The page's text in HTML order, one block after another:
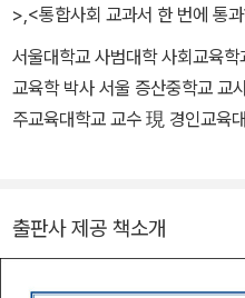
경되었습니다. 이런 제안 행위도
여러분의 학교에서 학생들 간에
서 갈등이나 문제를 해결하는 것
사자 집단이 참여하여 조정하는
- <4장 인간의 존엄성을 지키기
> <통합사회 교과서 한 번에 통
서울대학교 사범대학 사회교육
교육학 박사 서울 증산중학교 교
주교육대학교 교수 現 경인교육대학
출판사 제공 책소개